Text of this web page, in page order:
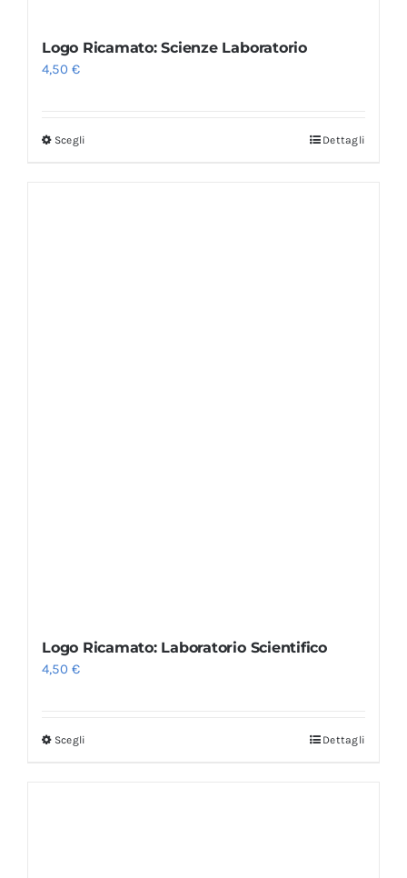
Logo Ricamato: Scienze Laboratorio
4,50€
Scegli Dettagli
Logo Ricamato: Laboratorio Scientifico
4,50€
Scegli Dettagli